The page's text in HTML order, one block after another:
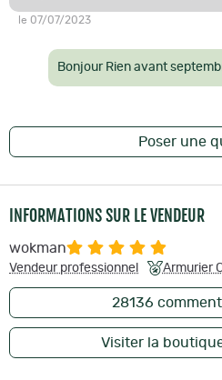
le 07/07/2023
Bonjour Rien avant
Poser une
INFORMATIONS SUR LE VENDEUR
wokman
Vendeur professionnel Armurier
28136
Visiter la